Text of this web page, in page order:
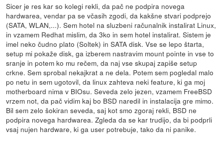
Sicer je res kar so kolegi rekli, da pač ne podpira novega
hardwarea, vendar pa se včasih zgodi, da kakšne stvari podprejo
(SATA, WLAN,...). Sem hotel na sluzbeni računalnik instalirat Linux,
in vzamem Redhat mislim, da 3ko in sem hotel instalirat. Sistem je
imel neko čudno plato (Soltek) in SATA disk. Vse se lepo štarta,
setup mi pokaže disk, ga izberem nastravim mount pointe in vse to
sranje in potem ko mu rečem, da naj vse skupaj zapiše setup
crkne. Sem sprobal nekajkrat a ne dela. Potem sem pogledal malo
po netu in sem ugotovil, da linux zahteva neki feature, ki ga moj
motherboard nima v BIOsu. Seveda zelo jezen, vzamem FreeBSD
vrzem not, da pač vidim kaj bo BSD naredil in instalacija gre mimo.
Bil sem zelo šokiran seveda, saj kot smo zgoraj rekli, BSD ne
podpira novega hardwarea. Zgleda da se kar trudijo, da bi podprli
vsaj nujen hardware, ki ga user potrebuje, tako da ni panike.